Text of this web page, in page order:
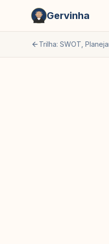
Gervinha
Trilha: SWOT,